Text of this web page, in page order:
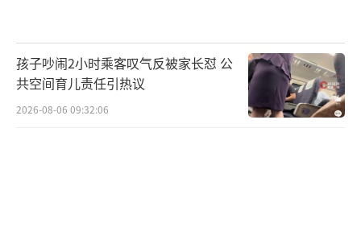
孩子吵闹2小时乘客叹气反被家长怼 公
共空间育儿责任引热议
2026-08-06 09:32:06